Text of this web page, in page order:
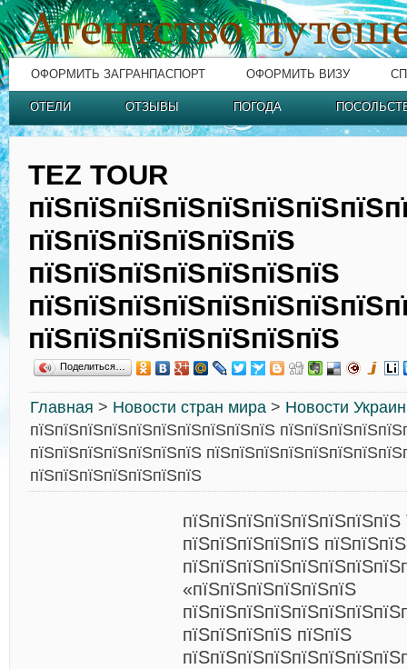
ОФОРМИТЬ ЗАГРАНПАСПОРТ ОФОРМИТЬ ВИЗУ
ОТЕЛИ ОТЗЫВЫ ПОГОДА
TEZ TOUR
пїЅпїЅпїЅпїЅпїЅпїЅ
пїЅпїЅпїЅпїЅпїЅпїЅпїЅ
пїЅпїЅпїЅпїЅпїЅпїЅпїЅ
Поделиться…
Главная > Новости стран мира > Новости
пїЅпїЅпїЅпїЅпїЅпїЅпїЅпїЅпїЅпїЅ
пїЅпїЅпїЅпїЅпїЅпїЅпїЅ
пїЅпїЅпїЅпїЅпїЅпїЅпїЅ
пїЅпїЅпїЅпїЅпїЅ
«пїЅпїЅпїЅпїЅпїЅпїЅ
пїЅпїЅпїЅпїЅ пїЅпїЅ